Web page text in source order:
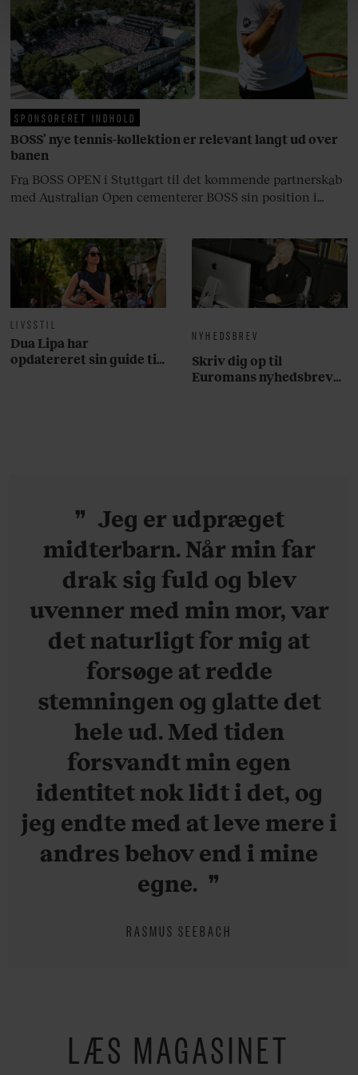
linket, du finder i vores cookiepolitik. Du kan læse mere
om vores brug af cookies, samarbejdspartnere og
behandling af dine personoplysninger i forbindelse
hermed i både voresprivatlivspolitik og cookiepolitik
arv, angst, familieliv, frygten for
at miste stemmen og den
livsglæde, han nægter at give slip
på.
LIVSSTIL
Dua Lipa har
opdatereret sin guide til
NYHEDSBREV
Skriv dig op til
Euromans nyhedsbrev
SPONSORERET INDHOLD
BOSS’ nye tennis-kollektion er relevant langt ud over
banen
Fra BOSS OPEN i Stuttgart til det kommende partnerskab
med Australian Open cementerer BOSS sin position i
Jeg er udpræget
midterbarn. Når min far
drak sig fuld og blev
uvenner med min mor, var
det naturligt for mig at
forsøge at redde
stemningen og glatte det
hele ud. Med tiden
forsvandt min egen
identitet nok lidt i det, og
jeg endte med at leve mere i
andres behov end i mine
egne.
RASMUS SEEBACH
LÆS MAGASINET